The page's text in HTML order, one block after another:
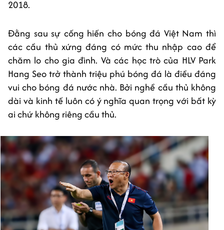
2018.
Đằng sau sự cống hiến cho bóng đá Việt Nam thì
các cầu thủ xứng đáng có mức thu nhập cao để
chăm lo cho gia đình. Và các học trò của HLV Park
Hang Seo trở thành triệu phú bóng đá là điều đáng
vui cho bóng đá nước nhà. Bởi nghề cầu thủ không
dài và kinh tế luôn có ý nghĩa quan trọng với bất kỳ
ai chứ không riêng cầu thủ.